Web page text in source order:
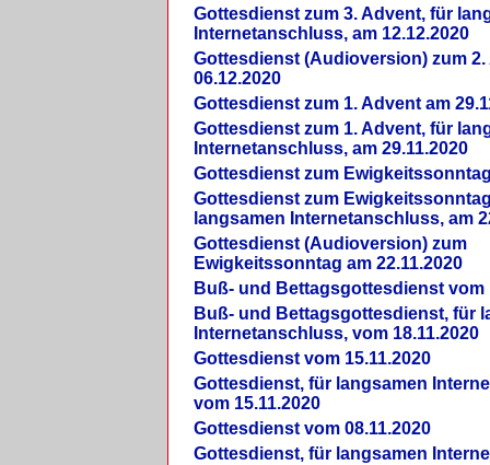
Gottesdienst zum 3. Advent, für
Internetanschluss, am 12.12.2020
Gottesdienst (Audioversion) zum 2.
06.12.2020
Gottesdienst zum 1. Advent am
Gottesdienst zum 1. Advent, für
Internetanschluss, am 29.11.2020
Gottesdienst zum
Gottesdienst zum
langsamen Internetanschluss, am
Gottesdienst (Audioversion) zum
Ewigkeitssonntag am 22.11.2020
Buß- und Bettagsgottesdienst vom
Buß- und Bettagsgottesdienst, für
Internetanschluss, vom 18.11.2020
Gottesdienst vom 15.11.2020
Gottesdienst, für langsamen
vom 15.11.2020
Gottesdienst vom 08.11.2020
Gottesdienst, für langsamen